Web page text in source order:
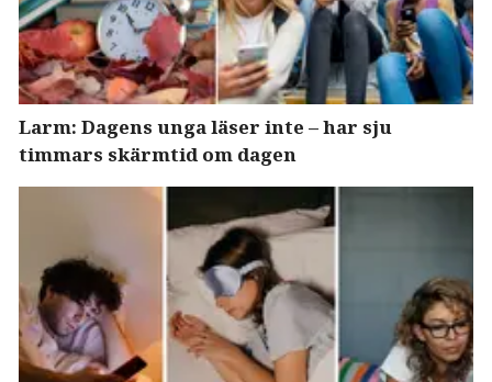
Larm: Dagens unga läser inte – har sju
timmars skärmtid om dagen